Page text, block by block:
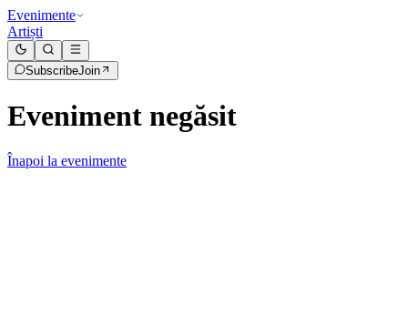
Evenimente
Artiști
SubscribeJoin
Eveniment negăsit
Înapoi la evenimente